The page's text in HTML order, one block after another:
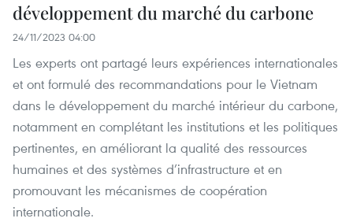
développement du marché du carbone
24/11/2023 04:00
Les experts ont partagé leurs expériences internationales
et ont formulé des recommandations pour le Vietnam
dans le développement du marché intérieur du carbone,
notamment en complétant les institutions et les politiques
pertinentes, en améliorant la qualité des ressources
humaines et des systèmes d’infrastructure et en
promouvant les mécanismes de coopération
internationale.